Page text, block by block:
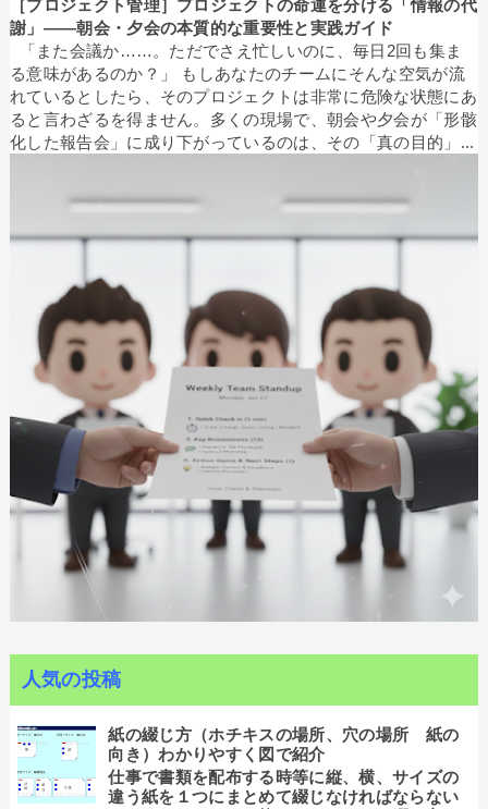
［プロジェクト管理］プロジェクトの命運を分ける「情報の代
謝」——朝会・夕会の本質的な重要性と実践ガイド
「また会議か……。ただでさえ忙しいのに、毎日2回も集ま
る意味があるのか？」 もしあなたのチームにそんな空気が流
れているとしたら、そのプロジェクトは非常に危険な状態にあ
ると言わざるを得ません。多くの現場で、朝会や夕会が「形骸
化した報告会」に成り下がっているのは、その「真の目的」...
人気の投稿
紙の綴じ方（ホチキスの場所、穴の場所 紙の
向き）わかりやすく図で紹介
仕事で書類を配布する時等に縦、横、サイズの
違う紙を１つにまとめて綴じなければならない